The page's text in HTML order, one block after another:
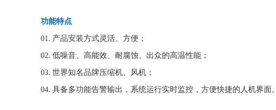
功能特点
01. 产品安装方式灵活、方便；
02. 低噪音、高能效、耐腐蚀、出众的高温性能；
03. 世界知名品牌压缩机、风机；
04. 具备多功能告警输出，系统运行实时监控，方便快捷的人机界面。